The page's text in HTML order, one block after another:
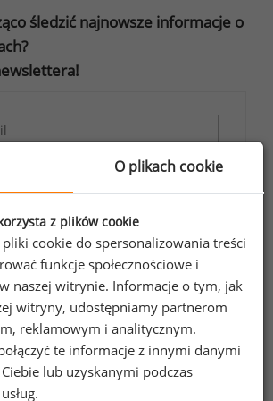
śledzić najnowsze informacje o
zgodę na przetwarzanie moich
osobowych zawartych w
przez Sedlak & Sedlak sp. z o.o.
celu otrzymywania bezpłatnego
portalu wynagrodzenia.pl.
zgodę na przesyłanie na podany
mail ofert handlowych oraz
marketingowych. Oświadczam,
się z treściąinformacji na
.
O plikach cookie
z plików cookie
cookie do spersonalizowania treści
funkcje społecznościowe i
naszej witrynie. Informacje o tym, jak
witryny, udostępniamy partnerom
reklamowym i analitycznym.
te informacje z innymi danymi
lub uzyskanymi podczas